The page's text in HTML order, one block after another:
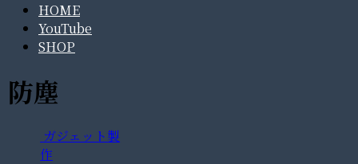
HOME
YouTube
SHOP
防塵
ガジェット製
作